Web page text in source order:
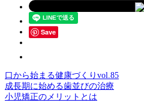
Save
口から始まる健康づくりvol.85
成長期に始める歯並びの治療
小児矯正のメリットとは